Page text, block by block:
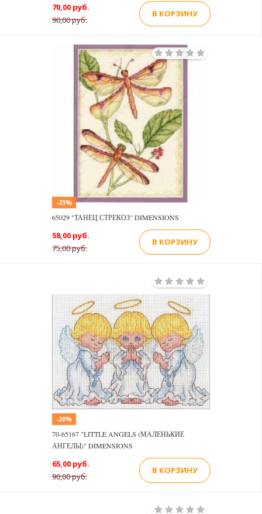
90,00 руб.
70,00 руб.
В КОРЗИНУ
-23%
65029 "ТАНЕЦ СТРЕКОЗ" DIMENSIONS
75,00 руб.
58,00 руб.
В КОРЗИНУ
-28%
70-65167 "LITTLE ANGELS (МАЛЕНЬКИЕ
АНГЕЛЫ)" DIMENSIONS
90,00 руб.
65,00 руб.
В КОРЗИНУ